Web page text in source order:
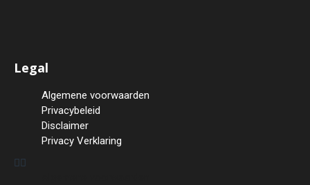
Legal
Algemene voorwaarden
Privacybeleid
Disclaimer
Privacy Verklaring